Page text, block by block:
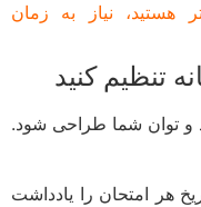
نیاز به زمان
شما طراحی شود.
امتحان را یادداشت